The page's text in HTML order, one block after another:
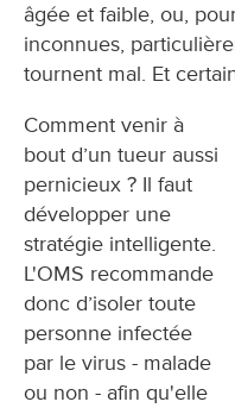
âgée et faible, ou,
inconnues,
tournent mal. Et
Comment venir à
bout d’un tueur aussi
pernicieux ? Il faut
développer une
stratégie intelligente.
L'OMS recommande
donc d’isoler toute
personne infectée
par le virus - malade
ou non - afin qu'elle